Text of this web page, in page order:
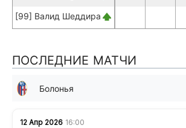
[99] Валид Шеддира
ПОСЛЕДНИЕ МАТЧИ
Болонья
12 Апр 2026 16:00